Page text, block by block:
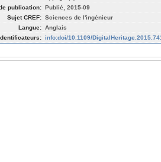
publication: Publié, 2015-09
Sujet CREF: Sciences de l'ingénieur
Langue: Anglais
info:doi/10.1109/